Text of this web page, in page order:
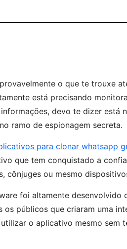
o que te trouxe
está precisando
devo te dizer está
ramo de espionagem secreta.
para clonar whatsapp
que tem conquistado a
cônjuges ou mesmo
foi altamente desenvolvido
públicos que criaram uma
o aplicativo mesmo sem